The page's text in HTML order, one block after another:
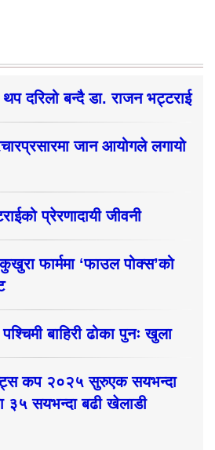
प्रेरणादायी जीवनी
फार्ममा ‘फाउल पोक्स’को
बाहिरी ढोका पुनः खुला
कप २०२५ सुरुएक सयभन्दा
विशेष